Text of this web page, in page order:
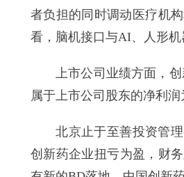
者负担的同时调动医疗机
看，脑机接口与AI、人形机
上市公司业绩方面，创
属于上市公司股东的净利润
北京止于至善投资管理
创新药企业扭亏为盈，财